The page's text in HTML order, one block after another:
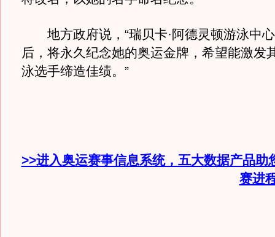
地方政府说，“瑞贝卡·阿德灵顿游泳中
后，将永久纪念她的奥运金牌，希望能激发
泳选手缔造佳绩。”
>>进入奥运赛事信息系统，五大数据产品助
赛进